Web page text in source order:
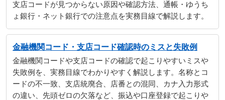
支店コードが見つからない原因や確認方法、通帳・ゆうち
ょ銀行・ネット銀行での注意点を実務目線で解説します。
金融機関コード・支店コード確認時のミスと失敗例
金融機関コードや支店コードの確認で起こりやすいミスや
失敗例を、実務目線でわかりやすく解説します。名称とコ
ードの不一致、支店統廃合、店番との混同、カナ入力形式
の違い、先頭ゼロの欠落など、振込や口座登録で起こりや